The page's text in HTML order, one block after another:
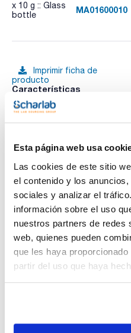
Esta página web usa
Las cookies de este sitio
el contenido y los
sociales y analizar el
información sobre el uso
nuestros partners de redes
web, quienes pueden
que les haya
partir del uso que haya
x 10 g :: Glass
bottle
MA01600010
Imprimir ficha de
producto
Características
Descripción : D-(+)-Manosa,
Tipo de envase : frasco de
necesarios para la
Documentación
TDS / Ficha técnica
Regístrate para
descargas
SDS/ Hoja de seguridad
Regístrate para
descargas
productos marca